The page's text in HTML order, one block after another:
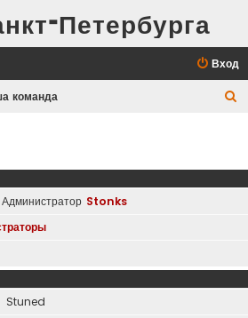
Петербурга
Вход
команда
к
Администратор Stonks
Stuned